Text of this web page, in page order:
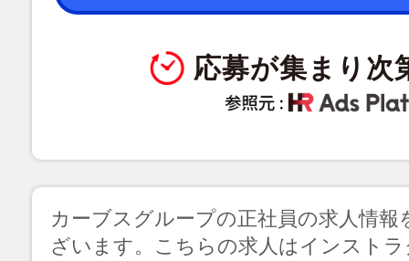
応募が集まり次
カーブスグループの正社員の求人情
ざいます。こちらの求人はインスト